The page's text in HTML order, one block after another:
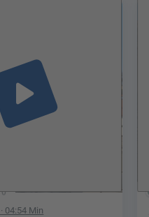
0
play_arrow
· 04:54 Min